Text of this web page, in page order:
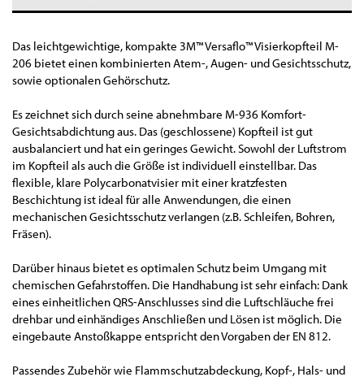
Das leichtgewichtige, kompakte 3M™ Versaflo™ Visierkopfteil M-
206 bietet einen kombinierten Atem-, Augen- und Gesichtsschutz,
sowie optionalen Gehörschutz.
Es zeichnet sich durch seine abnehmbare M-936 Komfort-
Gesichtsabdichtung aus. Das (geschlossene) Kopfteil ist gut
ausbalanciert und hat ein geringes Gewicht. Sowohl der Luftstrom
im Kopfteil als auch die Größe ist individuell einstellbar. Das
flexible, klare Polycarbonatvisier mit einer kratzfesten
Beschichtung ist ideal für alle Anwendungen, die einen
mechanischen Gesichtsschutz verlangen (z.B. Schleifen, Bohren,
Fräsen).
Darüber hinaus bietet es optimalen Schutz beim Umgang mit
chemischen Gefahrstoffen. Die Handhabung ist sehr einfach: Dank
eines einheitlichen QRS-Anschlusses sind die Luftschläuche frei
drehbar und einhändiges Anschließen und Lösen ist möglich. Die
eingebaute Anstoßkappe entspricht den Vorgaben der EN 812.
Passendes Zubehör wie Flammschutzabdeckung, Kopf-, Hals- und